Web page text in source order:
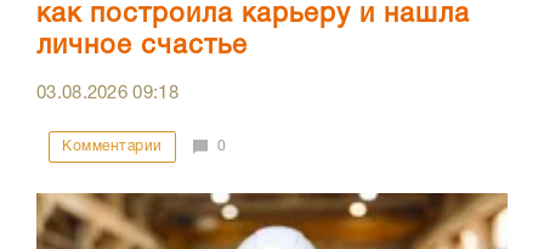
как построила карьеру и нашла
личное счастье
03.08.202609:18
Комментарии 0